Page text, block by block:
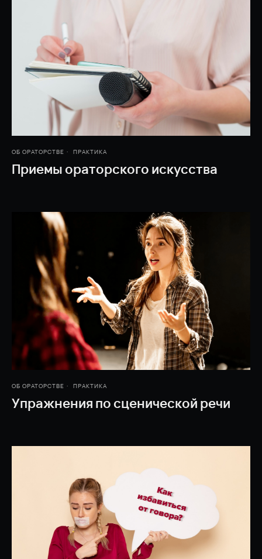
ОБ ОРАТОРСТВЕ ПРАКТИКА
Приемы ораторского искусства
ОБ ОРАТОРСТВЕ ПРАКТИКА
Упражнения по сценической речи